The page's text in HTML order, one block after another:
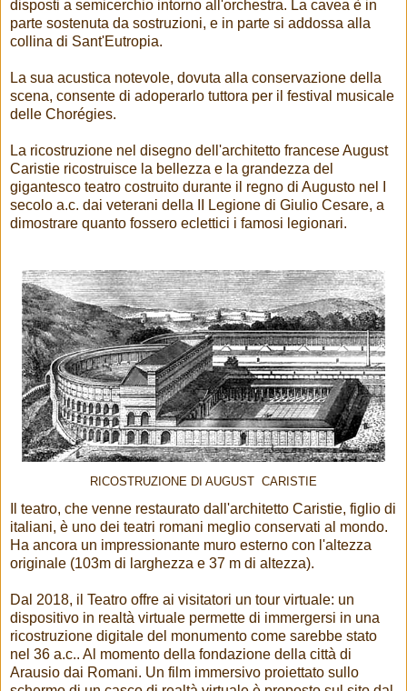
disposti a semicerchio intorno all'orchestra. La cavea è in
parte sostenuta da sostruzioni, e in parte si addossa alla
collina di Sant'Eutropia.
La sua acustica notevole, dovuta alla conservazione della
scena, consente di adoperarlo tuttora per il festival musicale
delle Chorégies.
La ricostruzione nel disegno dell'architetto francese August
Caristie ricostruisce la bellezza e la grandezza del
gigantesco teatro costruito durante il regno di Augusto nel I
secolo a.c. dai veterani della II Legione di Giulio Cesare, a
dimostrare quanto fossero eclettici i famosi legionari.
RICOSTRUZIONE DI AUGUST CARISTIE
Il teatro, che venne restaurato dall'architetto Caristie, figlio di
italiani, è uno dei teatri romani meglio conservati al mondo.
Ha ancora un impressionante muro esterno con l'altezza
originale (103m di larghezza e 37 m di altezza).
Dal 2018, il Teatro offre ai visitatori un tour virtuale: un
dispositivo in realtà virtuale permette di immergersi in una
ricostruzione digitale del monumento come sarebbe stato
nel 36 a.c.. Al momento della fondazione della città di
Arausio dai Romani. Un film immersivo proiettato sullo